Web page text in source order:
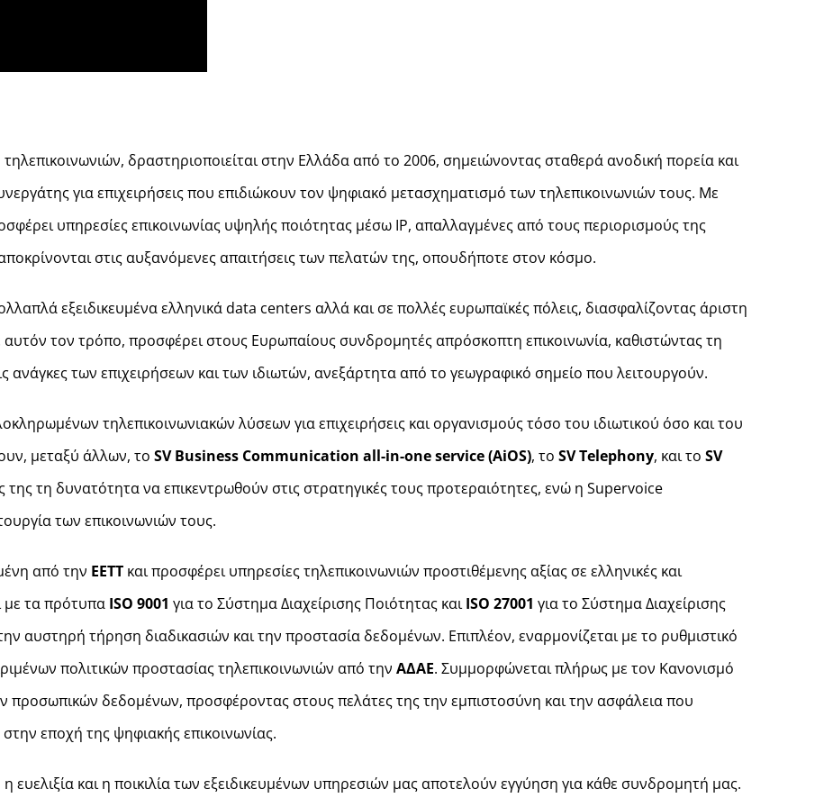
δραστηριοποιείται στην Ελλάδα από το 2006, σημειώνοντας σταθερά ανοδική πορεία και
για επιχειρήσεις που επιδιώκουν τον ψηφιακό μετασχηματισμό των τηλεπικοινωνιών τους. Με
υπηρεσίες επικοινωνίας υψηλής ποιότητας μέσω IP, απαλλαγμένες από τους περιορισμούς της
στις αυξανόμενες απαιτήσεις των πελατών της, οπουδήποτε στον κόσμο.
εξειδικευμένα ελληνικά data centers αλλά και σε πολλές ευρωπαϊκές πόλεις, διασφαλίζοντας άριστη
τον τρόπο, προσφέρει στους Ευρωπαίους συνδρομητές απρόσκοπτη επικοινωνία, καθιστώντας τη
ανάγκες των επιχειρήσεων και των ιδιωτών, ανεξάρτητα από το γεωγραφικό σημείο που λειτουργούν.
τηλεπικοινωνιακών λύσεων για επιχειρήσεις και οργανισμούς τόσο του ιδιωτικού όσο και του
μεταξύ άλλων, το SVBusinessCommunication all-in-oneservice(AiOS), το SVTelephony, και το SV
της τη δυνατότητα να επικεντρωθούν στις στρατηγικές τους προτεραιότητες, ενώ η Supervoice
των επικοινωνιών τους.
από την ΕΕΤΤκαι προσφέρει υπηρεσίες τηλεπικοινωνιών προστιθέμενης αξίας σε ελληνικές και
με τα πρότυπα ISO 9001 για το Σύστημα Διαχείρισης Ποιότητας καιISO 27001 για το Σύστημα Διαχείρισης
αυστηρή τήρηση διαδικασιών και την προστασία δεδομένων. Επιπλέον, εναρμονίζεται με το ρυθμιστικό
πολιτικών προστασίας τηλεπικοινωνιών από την ΑΔΑΕ. Συμμορφώνεται πλήρως με τον Κανονισμό
προσωπικών δεδομένων, προσφέροντας στους πελάτες της την εμπιστοσύνη και την ασφάλεια που
εποχή της ψηφιακής επικοινωνίας.
ευελιξία και η ποικιλία των εξειδικευμένων υπηρεσιών μας αποτελούν εγγύηση για κάθε συνδρομητή μας.